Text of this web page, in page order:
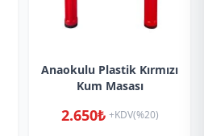
Anaokulu Plastik Kırmızı
Kum Masası
2.650₺ +KDV(%20)